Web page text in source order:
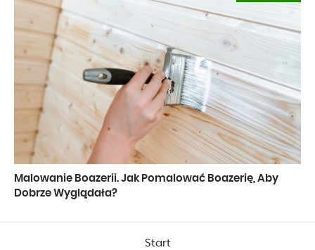
Malowanie Boazerii. Jak Pomalować Boazerię, Aby
Dobrze Wyglądała?
Start